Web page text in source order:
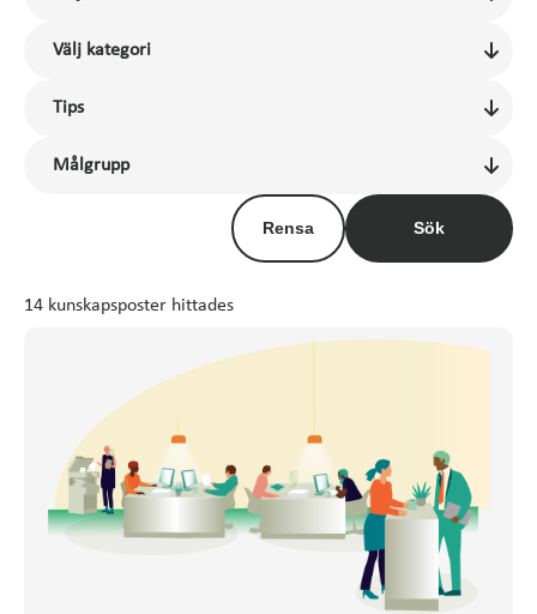
Rensa Sök
14 kunskapsposter hittades